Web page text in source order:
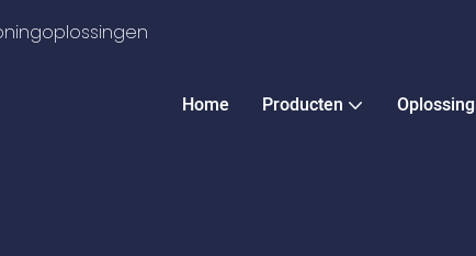
Home Producten Oplossing